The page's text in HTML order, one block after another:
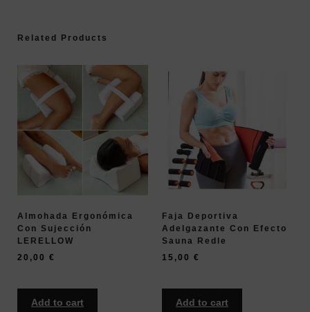
Related Products
Almohada Ergonómica
Con Sujección
LERELLOW
20,00 €
Add to cart
Faja Deportiva
Adelgazante Con Efecto
Sauna Redle
15,00 €
Add to cart